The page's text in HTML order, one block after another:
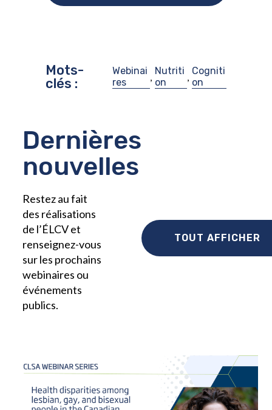
Mots-
clés :
Webinai
res
,
Nutriti
on
,
Cogniti
on
Dernières
nouvelles
Restez au fait
des réalisations
de l’ÉLCV et
renseignez-vous
sur les prochains
webinaires ou
événements
publics.
TOUT AFFICHER